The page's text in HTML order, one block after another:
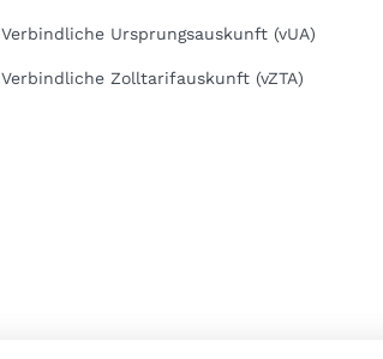
Verbindliche Ursprungsauskunft (vUA)
Verbindliche Zolltarifauskunft (vZTA)